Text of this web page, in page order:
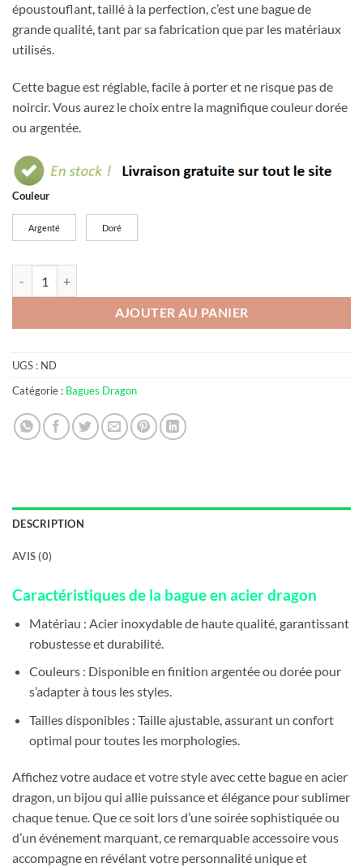
époustouflant, taillé à la perfection, c’est une bague de
grande qualité, tant par sa fabrication que par les matériaux
utilisés.
Cette bague est réglable, facile à porter et ne risque pas de
noircir. Vous aurez le choix entre la magnifique couleur dorée
ou argentée.
Couleur
Argenté Doré
AJOUTER AU PANIER
UGS : ND
Catégorie : Bagues Dragon
DESCRIPTION
AVIS (0)
Caractéristiques de la bague en acier dragon
Matériau : Acier inoxydable de haute qualité, garantissant
robustesse et durabilité.
Couleurs : Disponible en finition argentée ou dorée pour
s’adapter à tous les styles.
Tailles disponibles : Taille ajustable, assurant un confort
optimal pour toutes les morphologies.
Affichez votre audace et votre style avec cette bague en acier
dragon, un bijou qui allie puissance et élégance pour sublimer
chaque tenue. Que ce soit lors d’une soirée sophistiquée ou
d’un événement marquant, ce remarquable accessoire vous
accompagne en révélant votre personnalité unique et